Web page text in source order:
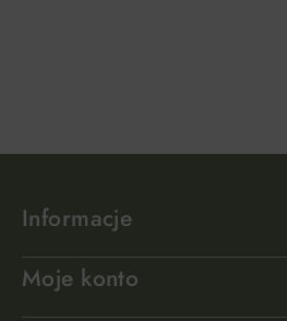
Informacje
Moje konto